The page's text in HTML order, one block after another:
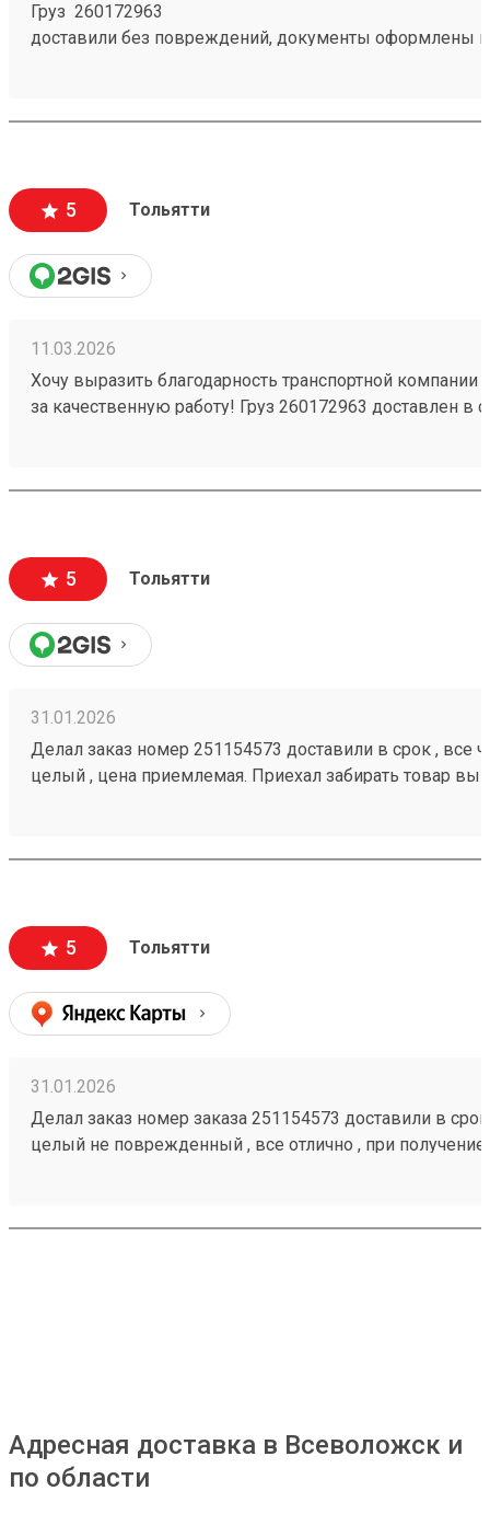
Груз 260172963
доставили без повреждений, документы оформлены
5 Тольятти
11.03.2026
Хочу выразить благодарность транспортной компании
за качественную работу! Груз 260172963 доставлен в
5 Тольятти
31.01.2026
Делал заказ номер 251154573 доставили в срок , все
целый , цена приемлемая. Приехал забирать товар
5 Тольятти
31.01.2026
Делал заказ номер заказа 251154573 доставили в
целый не поврежденный , все отлично , при
Адресная доставка в Всеволожск и
по области